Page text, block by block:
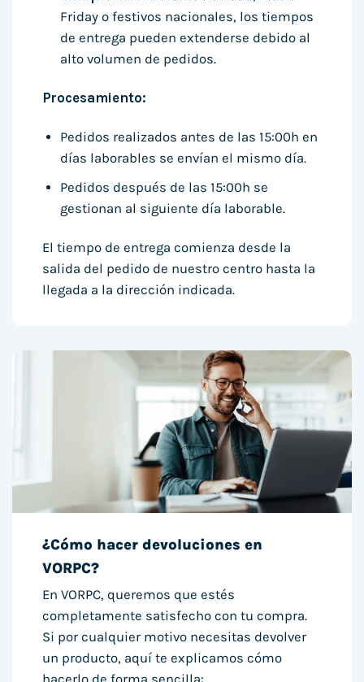
Friday o festivos nacionales, los tiempos
de entrega pueden extenderse debido al
alto volumen de pedidos.
Procesamiento:
Pedidos realizados antes de las 15:00h en
días laborables se envían el mismo día.
Pedidos después de las 15:00h se
gestionan al siguiente día laborable.
El tiempo de entrega comienza desde la
salida del pedido de nuestro centro hasta la
llegada a la dirección indicada.
¿Cómo hacer devoluciones en
VORPC?
En VORPC, queremos que estés
completamente satisfecho con tu compra.
Si por cualquier motivo necesitas devolver
un producto, aquí te explicamos cómo